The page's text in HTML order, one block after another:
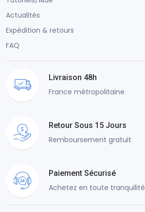
Actualités
Expédition & retours
FAQ
Livraison 48h
France métropolitaine
Retour Sous 15 Jours
Remboursement gratuit
Paiement Sécurisé
Achetez en toute tranquilité